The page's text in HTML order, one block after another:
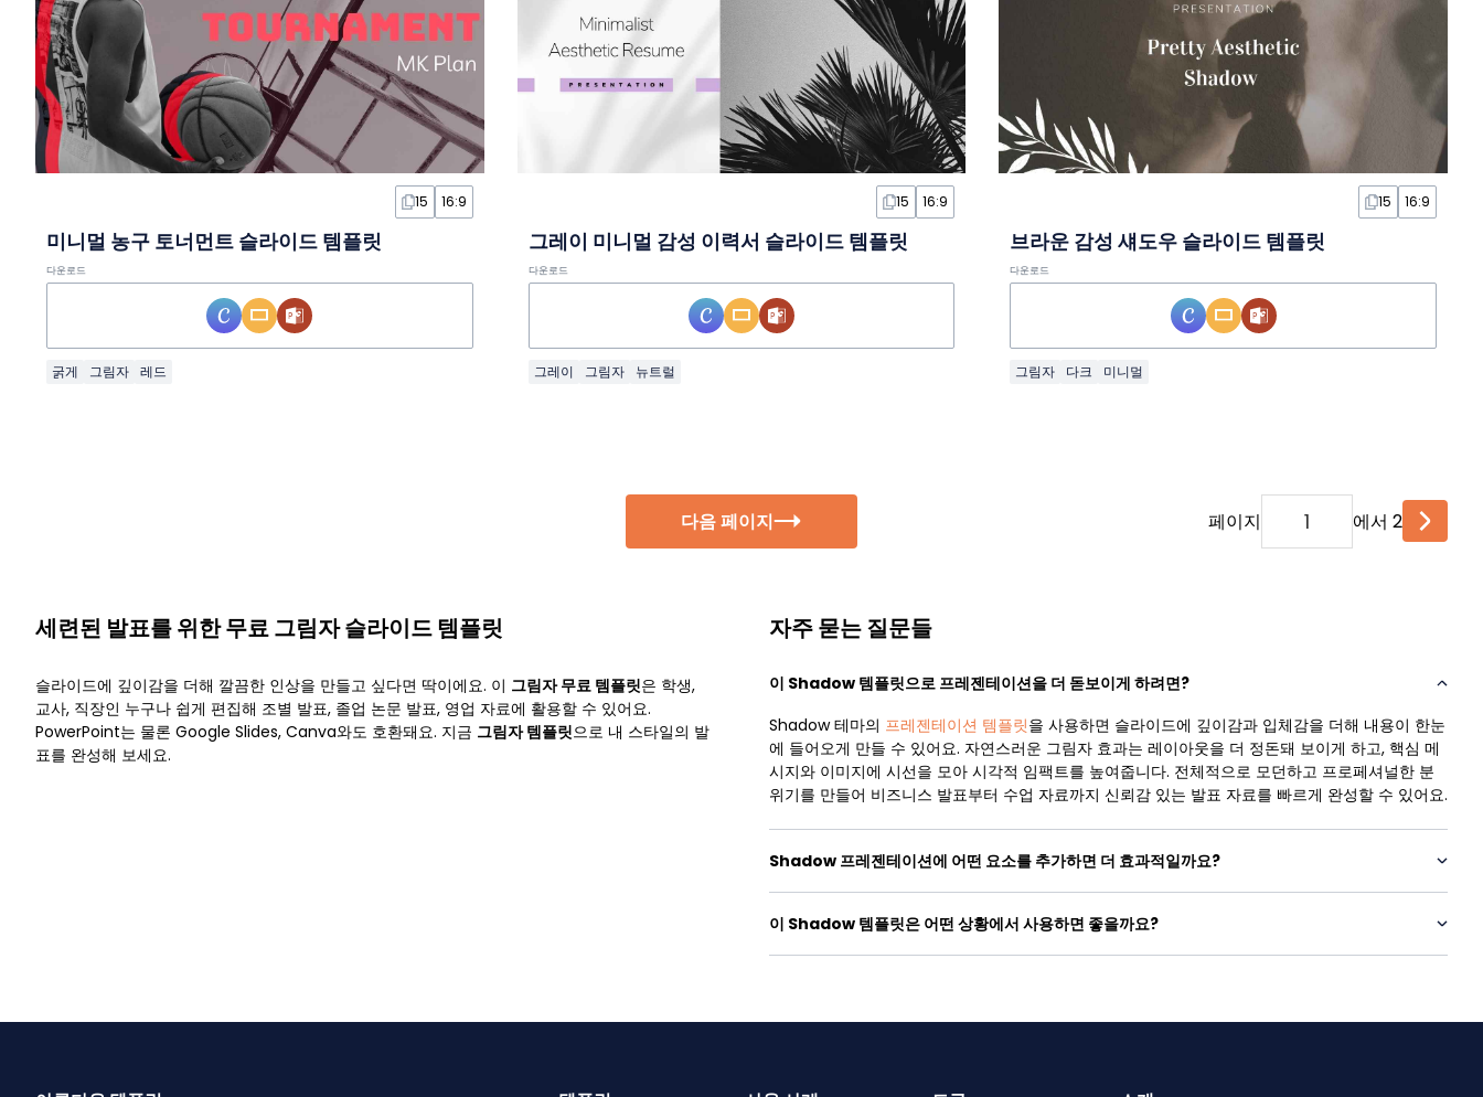
15 16:9
미니멀 농구 토너먼트 슬라이드 템플릿
다운로드
굵게 그림자 레드
15 16:9
그레이 미니멀 감성 이력서 슬라이드 템플릿
다운로드
그레이 그림자 뉴트럴
15 16:9
브라운 감성 섀도우 슬라이드 템플릿
다운로드
그림자 다크 미니멀
다음 페이지 페이지 에서 2
세련된 발표를 위한 무료 그림자 슬라이드 템플릿
슬라이드에 깊이감을 더해 깔끔한 인상을 만들고 싶다면 딱이에요. 이 그림자 무료 템플릿은 학생,
교사, 직장인 누구나 쉽게 편집해 조별 발표, 졸업 논문 발표, 영업 자료에 활용할 수 있어요.
PowerPoint는 물론 Google Slides, Canva와도 호환돼요. 지금 그림자 템플릿으로 내 스타일의 발
표를 완성해 보세요.
자주 묻는 질문들
이 Shadow 템플릿으로 프레젠테이션을 더 돋보이게 하려면?
Shadow 테마의 프레젠테이션 템플릿을 사용하면 슬라이드에 깊이감과 입체감을 더해 내용이 한눈
에 들어오게 만들 수 있어요. 자연스러운 그림자 효과는 레이아웃을 더 정돈돼 보이게 하고, 핵심 메
시지와 이미지에 시선을 모아 시각적 임팩트를 높여줍니다. 전체적으로 모던하고 프로페셔널한 분
위기를 만들어 비즈니스 발표부터 수업 자료까지 신뢰감 있는 발표 자료를 빠르게 완성할 수 있어요.
Shadow 프레젠테이션에 어떤 요소를 추가하면 더 효과적일까요?
이 Shadow 템플릿은 어떤 상황에서 사용하면 좋을까요?